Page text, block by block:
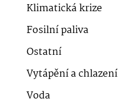
Klimatická krize
Fosilní paliva
Ostatní
Vytápění a chlazení
Voda